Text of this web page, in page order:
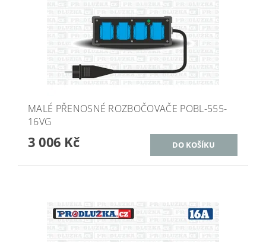
MALÉ PŘENOSNÉ ROZBOČOVAČE POBL-555-
16VG
3 006 Kč